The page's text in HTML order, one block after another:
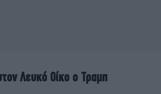
Λευκό Οίκο ο Τραμπ